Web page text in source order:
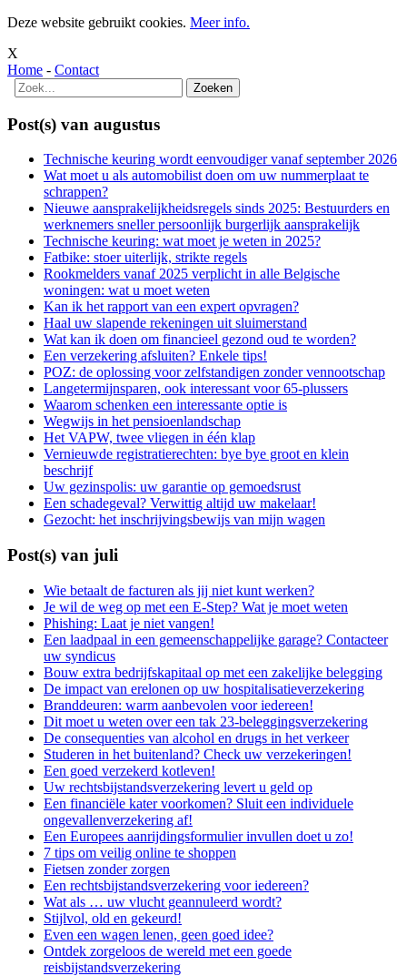
Deze website gebruikt cookies. Meer info.
X
Home - Contact
Post(s) van augustus
Technische keuring wordt eenvoudiger vanaf september 2026
Wat moet u als automobilist doen om uw nummerplaat te
schrappen?
Nieuwe aansprakelijkheidsregels sinds 2025: Bestuurders en
werknemers sneller persoonlijk burgerlijk aansprakelijk
Technische keuring: wat moet je weten in 2025?
Fatbike: stoer uiterlijk, strikte regels
Rookmelders vanaf 2025 verplicht in alle Belgische
woningen: wat u moet weten
Kan ik het rapport van een expert opvragen?
Haal uw slapende rekeningen uit sluimerstand
Wat kan ik doen om financieel gezond oud te worden?
Een verzekering afsluiten? Enkele tips!
POZ: de oplossing voor zelfstandigen zonder vennootschap
Langetermijnsparen, ook interessant voor 65-plussers
Waarom schenken een interessante optie is
Wegwijs in het pensioenlandschap
Het VAPW, twee vliegen in één klap
Vernieuwde registratierechten: bye bye groot en klein
beschrijf
Uw gezinspolis: uw garantie op gemoedsrust
Een schadegeval? Verwittig altijd uw makelaar!
Gezocht: het inschrijvingsbewijs van mijn wagen
Post(s) van juli
Wie betaalt de facturen als jij niet kunt werken?
Je wil de weg op met een E-Step? Wat je moet weten
Phishing: Laat je niet vangen!
Een laadpaal in een gemeenschappelijke garage? Contacteer
uw syndicus
Bouw extra bedrijfskapitaal op met een zakelijke belegging
De impact van erelonen op uw hospitalisatieverzekering
Branddeuren: warm aanbevolen voor iedereen!
Dit moet u weten over een tak 23-beleggingsverzekering
De consequenties van alcohol en drugs in het verkeer
Studeren in het buitenland? Check uw verzekeringen!
Een goed verzekerd kotleven!
Uw rechtsbijstandsverzekering levert u geld op
Een financiële kater voorkomen? Sluit een individuele
ongevallenverzekering af!
Een Europees aanrijdingsformulier invullen doet u zo!
7 tips om veilig online te shoppen
Fietsen zonder zorgen
Een rechtsbijstandsverzekering voor iedereen?
Wat als … uw vlucht geannuleerd wordt?
Stijlvol, old en gekeurd!
Even een wagen lenen, geen goed idee?
Ontdek zorgeloos de wereld met een goede
reisbijstandsverzekering